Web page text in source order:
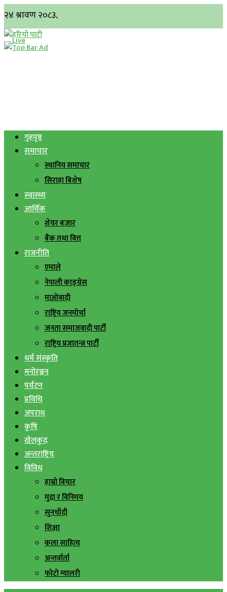
गृहपृष्ठ
समाचार
स्थानिय समाचार
सिराहा बिशेष
स्वास्थ्य
आर्थिक
शेयर बजार
बैंक तथा वित्त
राजनीति
एमाले
नेपाली काङ्ग्रेस
माओवादी
राष्ट्रिय जनमोर्चा
जनता समाजवादी पार्टी
राष्ट्रिय प्रजातन्त्र पार्टी
धर्म संस्कृति
मनोरञ्जन
पर्यटन
प्रविधि
अपराध
कृषि
खेलकुद
अन्तराष्ट्रिय
विविध
हाम्रो विचार
मुद्रा र विनिमय
सुनचाँदी
शिक्षा
कला साहित्य
अन्तर्वार्ता
फोटो ग्यालरी